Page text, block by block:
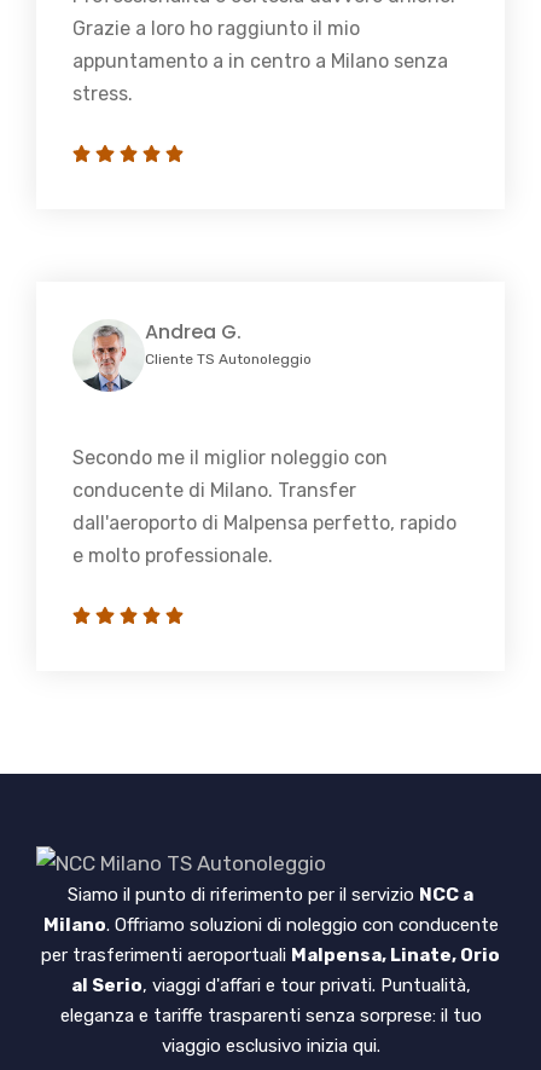
Grazie a loro ho raggiunto il mio
appuntamento a in centro a Milano senza
stress.
Andrea G.
Cliente TS Autonoleggio
Secondo me il miglior noleggio con
conducente di Milano. Transfer
dall'aeroporto di Malpensa perfetto, rapido
e molto professionale.
Siamo il punto di riferimento per il servizio NCC a
Milano. Offriamo soluzioni di noleggio con conducente
per trasferimenti aeroportuali Malpensa, Linate, Orio
al Serio, viaggi d'affari e tour privati. Puntualità,
eleganza e tariffe trasparenti senza sorprese: il tuo
viaggio esclusivo inizia qui.